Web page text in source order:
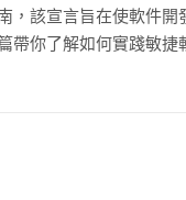
，該宣言旨在使軟件開
帶你了解如何實踐敏捷